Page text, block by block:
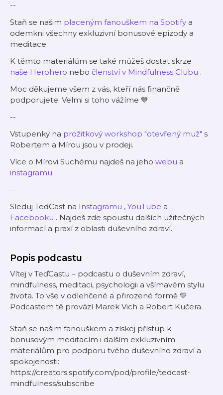
--
Staň se našim ⁠⁠⁠placeným fanouškem na Spotify⁠⁠⁠ a
odemkni všechny exkluzivní bonusové epizody a
meditace.
K těmto materiálům se také můžeš dostat skrze
⁠⁠⁠naše Herohero⁠⁠⁠ nebo ⁠⁠⁠členství v Mindfulness Clubu⁠⁠⁠ .
Moc děkujeme všem z vás, kteří nás finančně
podporujete. Velmi si toho vážíme 💙
--
Vstupenky na prožitkový workshop "otevřený muž" s
Robertem a Mírou jsou v prodeji.
Více o Mírovi Suchému najdeš na jeho webu a
instagramu .
--
Sleduj TeďCast na ⁠⁠⁠⁠⁠Instagramu⁠⁠⁠⁠⁠ , ⁠⁠⁠⁠⁠YouTube⁠⁠⁠⁠⁠ a
⁠⁠⁠⁠⁠Facebooku⁠⁠⁠⁠⁠ . Najdeš zde spoustu dalších užitečných
informací a praxí z oblasti duševního zdraví.
Popis podcastu
Vítej v TeďCastu – podcastu o duševním zdraví,
mindfulness, meditaci, psychologii a všímavém stylu
života. To vše v odlehčené a přirozené formě 💛
Podcastem tě provází Marek Vich a Robert Kučera.
Staň se našim fanouškem a získej přístup k
bonusovým meditacím i dalším exkluzivním
materiálům pro podporu tvého duševního zdraví a
spokojenosti:
https://creators.spotify.com/pod/profile/tedcast-
mindfulness/subscribe